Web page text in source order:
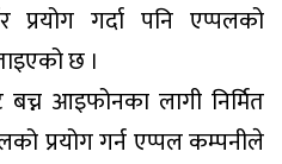
गर्दा पनि एप्पलको
छ ।
आइफोनका लागी निर्मित
प्रयोग गर्न एप्पल कम्पनीले